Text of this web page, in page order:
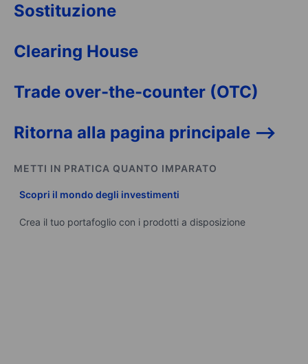
Sostituzione
Clearing House
Trade over-the-counter (OTC)
Ritorna alla pagina principale -->
METTI IN PRATICA QUANTO IMPARATO
Scopri il mondo degli investimenti
Crea il tuo portafoglio con i prodotti a disposizione